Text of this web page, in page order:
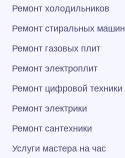
Ремонт холодильников
Ремонт стиральных машин
Ремонт газовых плит
Ремонт электроплит
Ремонт цифровой техники
Ремонт электрики
Ремонт сантехники
Услуги мастера на час